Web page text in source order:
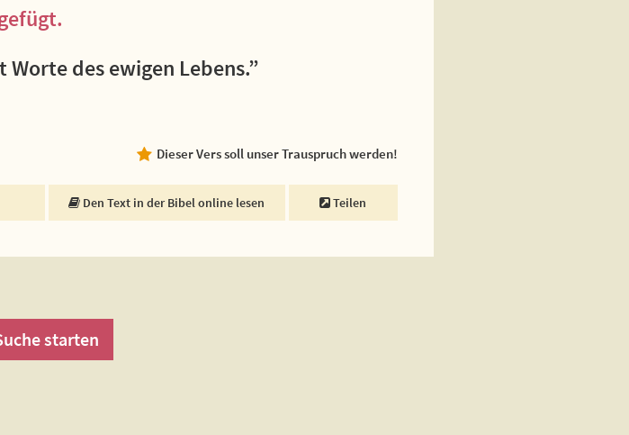
des ewigen Lebens.”
Dieser Vers soll unser Trauspruch werden!
Den Text in der Bibel online lesen Teilen
starten